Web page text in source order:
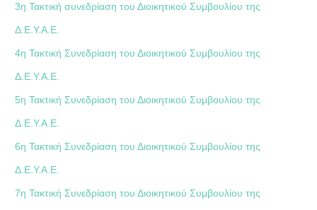
3η Τακτική συνεδρίαση του Διοικητικού Συμβουλίου της
Δ.Ε.Υ.Α.Ε.
4η Τακτική Συνεδρίαση του Διοικητικού Συμβουλίου της
Δ.Ε.Υ.Α.Ε.
5η Τακτική Συνεδρίαση του Διοικητικού Συμβουλίου της
Δ.Ε.Υ.Α.Ε.
6η Τακτική Συνεδρίαση του Διοικητικού Συμβουλίου της
Δ.Ε.Υ.Α.Ε.
7η Τακτική Συνεδρίαση του Διοικητικού Συμβουλίου της